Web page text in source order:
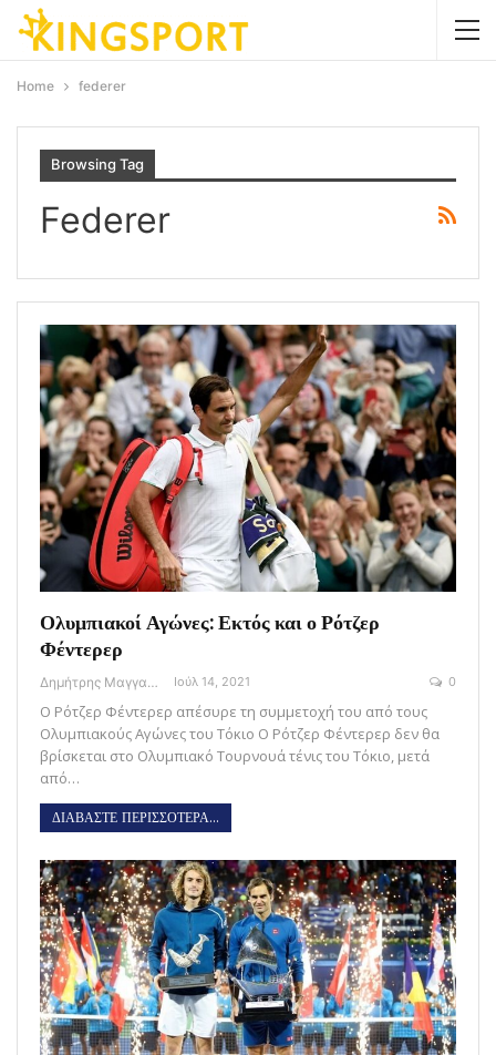
Home federer
Browsing Tag
Federer
Ολυμπιακοί Αγώνες: Εκτός και ο Ρότζερ
Φέντερερ
Δημήτρης Μαγγανάρης Ιούλ 14, 2021 0
Ο Ρότζερ Φέντερερ απέσυρε τη συμμετοχή του από τους
Ολυμπιακούς Αγώνες του Τόκιο Ο Ρότζερ Φέντερερ δεν θα
βρίσκεται στο Ολυμπιακό Τουρνουά τένις του Τόκιο, μετά
από…
ΔΙΑΒΑΣΤΕ ΠΕΡΙΣΣΟΤΕΡΑ...